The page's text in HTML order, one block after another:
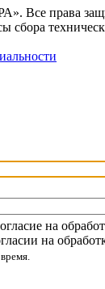
Все права
сбора
на
на